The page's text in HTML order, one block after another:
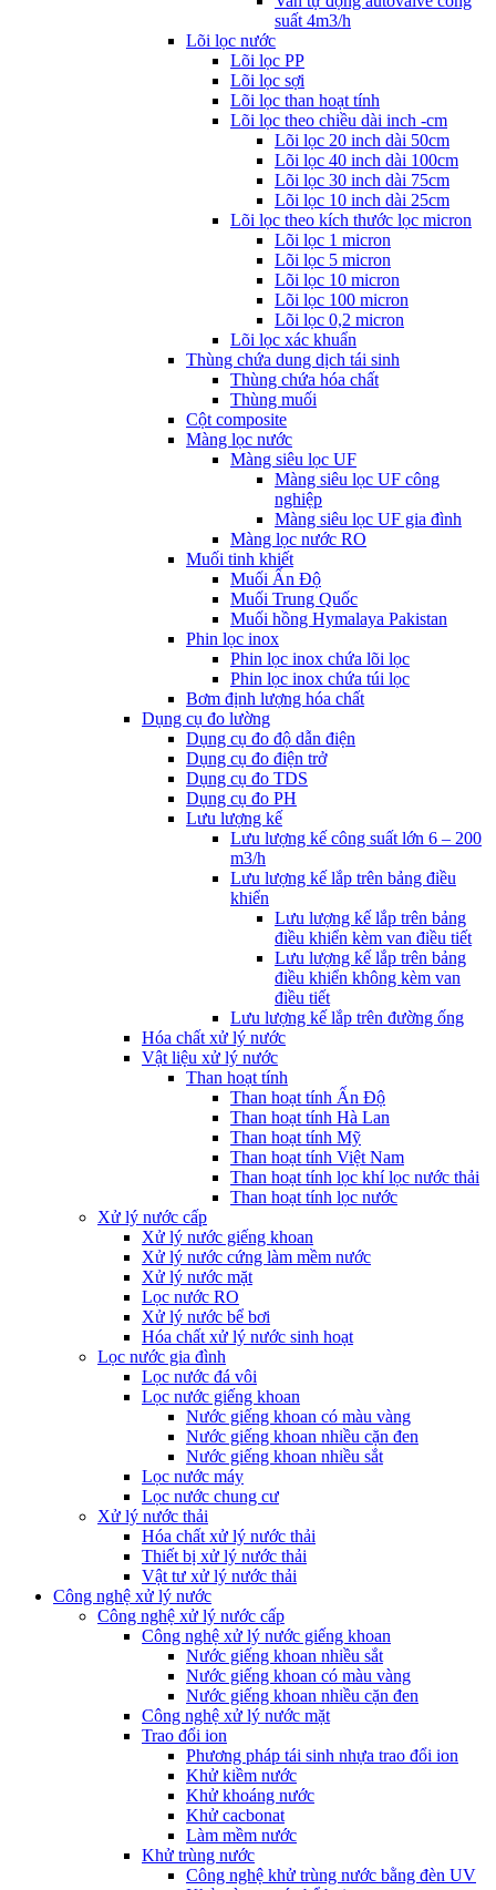
suất 4m3/h
Lõi lọc nước
Lõi lọc PP
Lõi lọc sợi
Lõi lọc than hoạt tính
Lõi lọc theo chiều dài inch -cm
Lõi lọc 20 inch dài 50cm
Lõi lọc 40 inch dài 100cm
Lõi lọc 30 inch dài 75cm
Lõi lọc 10 inch dài 25cm
Lõi lọc theo kích thước lọc micron
Lõi lọc 1 micron
Lõi lọc 5 micron
Lõi lọc 10 micron
Lõi lọc 100 micron
Lõi lọc 0,2 micron
Lõi lọc xác khuẩn
Thùng chứa dung dịch tái sinh
Thùng chứa hóa chất
Thùng muối
Cột composite
Màng lọc nước
Màng siêu lọc UF
Màng siêu lọc UF công
nghiệp
Màng siêu lọc UF gia đình
Màng lọc nước RO
Muối tinh khiết
Muối Ấn Độ
Muối Trung Quốc
Muối hồng Hymalaya Pakistan
Phin lọc inox
Phin lọc inox chứa lõi lọc
Phin lọc inox chứa túi lọc
Bơm định lượng hóa chất
Dụng cụ đo lường
Dụng cụ đo độ dẫn điện
Dụng cụ đo điện trở
Dụng cụ đo TDS
Dụng cụ đo PH
Lưu lượng kế
Lưu lượng kế công suất lớn 6 – 200
m3/h
Lưu lượng kế lắp trên bảng điều
khiển
Lưu lượng kế lắp trên bảng
điều khiển kèm van điều tiết
Lưu lượng kế lắp trên bảng
điều khiển không kèm van
điều tiết
Lưu lượng kế lắp trên đường ống
Hóa chất xử lý nước
Vật liệu xử lý nước
Than hoạt tính
Than hoạt tính Ấn Độ
Than hoạt tính Hà Lan
Than hoạt tính Mỹ
Than hoạt tính Việt Nam
Than hoạt tính lọc khí lọc nước thải
Than hoạt tính lọc nước
Xử lý nước cấp
Xử lý nước giếng khoan
Xử lý nước cứng làm mềm nước
Xử lý nước mặt
Lọc nước RO
Xử lý nước bể bơi
Hóa chất xử lý nước sinh hoạt
Lọc nước gia đình
Lọc nước đá vôi
Lọc nước giếng khoan
Nước giếng khoan có màu vàng
Nước giếng khoan nhiều cặn đen
Nước giếng khoan nhiều sắt
Lọc nước máy
Lọc nước chung cư
Xử lý nước thải
Hóa chất xử lý nước thải
Thiết bị xử lý nước thải
Vật tư xử lý nước thải
Công nghệ xử lý nước
Công nghệ xử lý nước cấp
Công nghệ xử lý nước giếng khoan
Nước giếng khoan nhiều sắt
Nước giếng khoan có màu vàng
Nước giếng khoan nhiều cặn đen
Công nghệ xử lý nước mặt
Trao đổi ion
Phương pháp tái sinh nhựa trao đổi ion
Khử kiềm nước
Khử khoáng nước
Khử cacbonat
Làm mềm nước
Khử trùng nước
Công nghệ khử trùng nước bằng đèn UV